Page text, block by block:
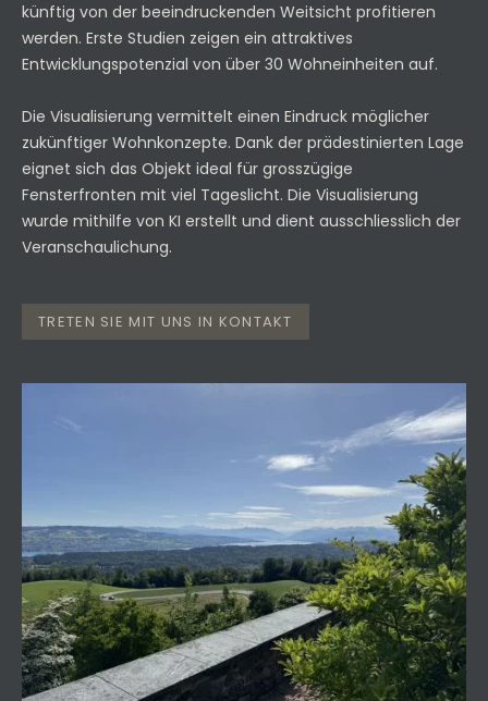
künftig von der beeindruckenden Weitsicht profitieren
werden. Erste Studien zeigen ein attraktives
Entwicklungspotenzial von über 30 Wohneinheiten auf.
Die Visualisierung vermittelt einen Eindruck möglicher
zukünftiger Wohnkonzepte. Dank der prädestinierten Lage
eignet sich das Objekt ideal für grosszügige
Fensterfronten mit viel Tageslicht. Die Visualisierung
wurde mithilfe von KI erstellt und dient ausschliesslich der
Veranschaulichung.
TRETEN SIE MIT UNS IN KONTAKT